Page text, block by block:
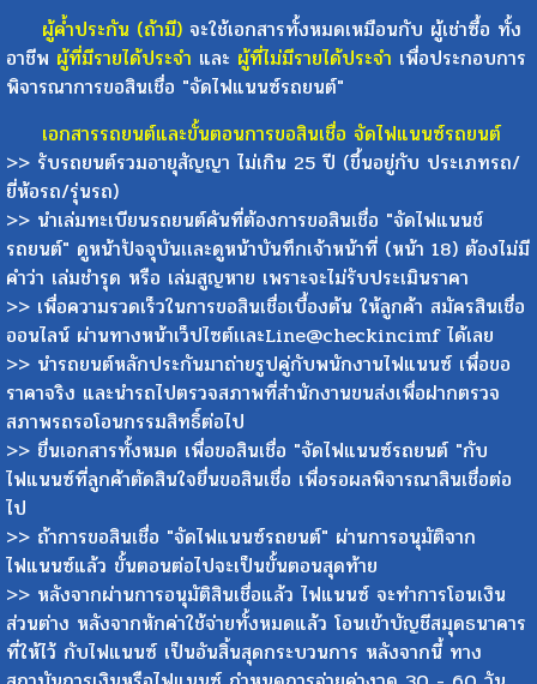
ผู้ค้ำประกัน (ถ้ามี) จะใช้เอกสารทั้งหมดเหมือนกับ ผู้เช่าซื้อ ทั้ง
อาชีพ ผู้ที่มีรายได้ประจำ และ ผู้ที่ไม่มีรายได้ประจำ เพื่อประกอบการ
พิจารณาการขอสินเชื่อ "จัดไฟแนนซ์รถยนต์"
เอกสารรถยนต์และขั้นตอนการขอสินเชื่อ จัดไฟแนนซ์รถยนต์
>> รับรถยนต์รวมอายุสัญญา ไม่เกิน 25 ปี (ขึ้นอยู่กับ ประเภทรถ/
ยี่ห้อรถ/รุ่นรถ)
>> นำเล่มทะเบียนรถยนต์คันที่ต้องการขอสินเชื่อ "จัดไฟแนนช์
รถยนต์" ดูหน้าปัจจุบันเเละดูหน้าบันทึกเจ้าหน้าที่ (หน้า 18) ต้องไม่มี
คำว่า เล่มชำรุด หรือ เล่มสูญหาย เพราะจะไม่รับประเมินราคา
>> เพื่อความรวดเร็วในการขอสินเชื่อเบื้องต้น ให้ลูกค้า สมัครสินเชื่อ
ออนไลน์ ผ่านทางหน้าเว็ปไซต์เเละLine@checkincimf ได้เลย
>> นำรถยนต์หลักประกันมาถ่ายรูปคู่กับพนักงานไฟแนนซ์ เพื่อขอ
ราคาจริง และนำรถไปตรวจสภาพที่สำนักงานขนส่งเพื่อฝากตรวจ
สภาพรถรอโอนกรรมสิทธิ์ต่อไป
>> ยื่นเอกสารทั้งหมด เพื่อขอสินเชื่อ "จัดไฟแนนซ์รถยนต์ "กับ
ไฟแนนซ์ที่ลูกค้าตัดสินใจยื่นขอสินเชื่อ เพื่อรอผลพิจารณาสินเชื่อต่อ
ไป
>> ถ้าการขอสินเชื่อ "จัดไฟแนนซ์รถยนต์" ผ่านการอนุมัติจาก
ไฟแนนซ์แล้ว ขั้นตอนต่อไปจะเป็นขั้นตอนสุดท้าย
>> หลังจากผ่านการอนุมัติสินเชื่อแล้ว ไฟแนนซ์ จะทำการโอนเงิน
ส่วนต่าง หลังจากหักค่าใช้จ่ายทั้งหมดแล้ว โอนเข้าบัญชีสมุดธนาคาร
ที่ให้ไว้ กับไฟแนนซ์ เป็นอันสิ้นสุดกระบวนการ หลังจากนี้ ทาง